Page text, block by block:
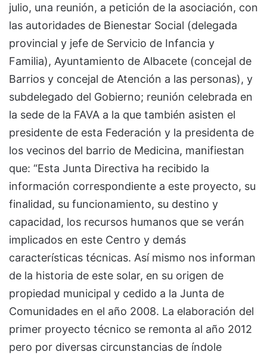
julio, una reunión, a petición de la asociación, con
las autoridades de Bienestar Social (delegada
provincial y jefe de Servicio de Infancia y
Familia), Ayuntamiento de Albacete (concejal de
Barrios y concejal de Atención a las personas), y
subdelegado del Gobierno; reunión celebrada en
la sede de la FAVA a la que también asisten el
presidente de esta Federación y la presidenta de
los vecinos del barrio de Medicina, manifiestan
que: “Esta Junta Directiva ha recibido la
información correspondiente a este proyecto, su
finalidad, su funcionamiento, su destino y
capacidad, los recursos humanos que se verán
implicados en este Centro y demás
características técnicas. Así mismo nos informan
de la historia de este solar, en su origen de
propiedad municipal y cedido a la Junta de
Comunidades en el año 2008. La elaboración del
primer proyecto técnico se remonta al año 2012
pero por diversas circunstancias de índole